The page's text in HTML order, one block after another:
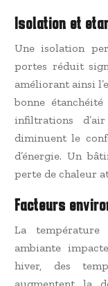
Isolation et
Une isolation
portes réduit
améliorant ainsi
bonne
infiltrations
diminuent le
d’énergie. Un
perte de chaleur
Facteurs
La
ambiante
hiver, des